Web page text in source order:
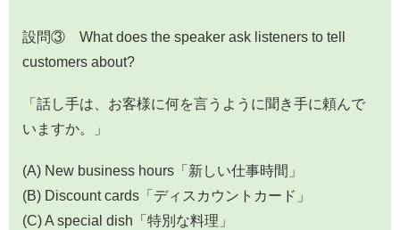
設問③ What does the speaker ask listeners to tell
customers about?
「話し手は、お客様に何を言うように聞き手に頼んで
いますか。」
(A) New business hours「新しい仕事時間」
(B) Discount cards「ディスカウントカード」
(C) A special dish「特別な料理」